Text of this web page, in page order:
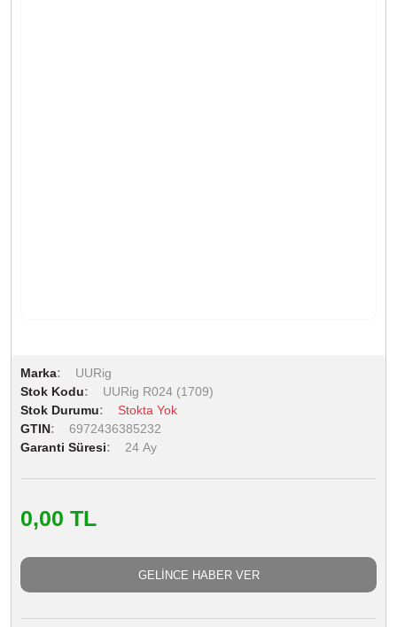
Marka
UURig
Stok Kodu
UURig R024 (1709)
Stok Durumu
Stokta Yok
GTIN
6972436385232
Garanti Süresi
24 Ay
0,00 TL
GELİNCE HABER VER